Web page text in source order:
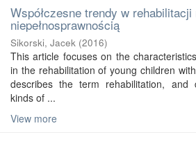
Współczesne trendy w rehabilitacji
niepełnosprawnością
Sikorski, Jacek (2016)
This article focuses on the
in the rehabilitation of young children
describes the term rehabilitation, and
kinds of ...
View more